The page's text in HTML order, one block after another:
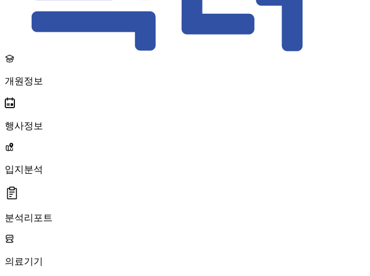
개원정보
행사정보
입지분석
분석리포트
의료기기